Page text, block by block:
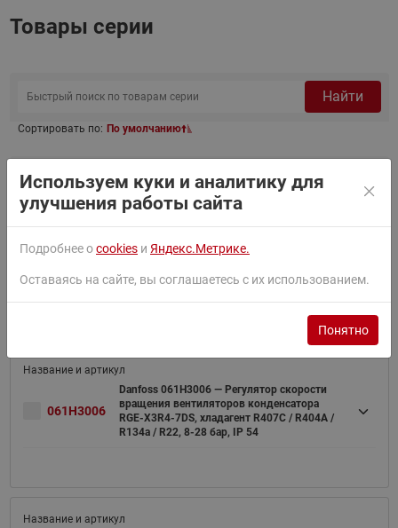
Товары серии
Найти
Сортировать по: По умолчанию
Danfoss 061H3005 — Регулятор скорости
вращения вентиляторов конденсатора
R134a / R22, 8-28 бар, IP 54
061H3006
Danfoss 061H3006 — Регулятор скорости
вращения вентиляторов конденсатора
RGE-X3R4-7DS, хладагент R407C / R404A /
R134a / R22, 8-28 бар, IP 54
Используем куки и аналитику для
улучшения работы сайта
Подробнее оcookies и Яндекс.Метрике.
Оставаясь на сайте, вы соглашаетесь с их использованием.
Понятно